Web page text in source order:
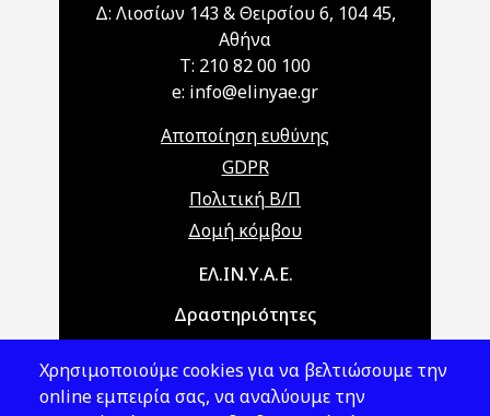
Δ: Λιοσίων 143 & Θειρσίου 6, 104 45,
Αθήνα
T: 210 82 00 100
e: info@elinyae.gr
Αποποίηση ευθύνης
GDPR
Πολιτική Β/Π
Δομή κόμβου
Main navigationΕΛ.ΙΝ.Υ.Α.Ε.
Δραστηριότητες
Νομοθεσία
Χρησιμοποιούμε cookies για να βελτιώσουμε την
online εμπειρία σας, να αναλύουμε την